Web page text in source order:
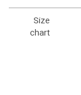
Size
chart